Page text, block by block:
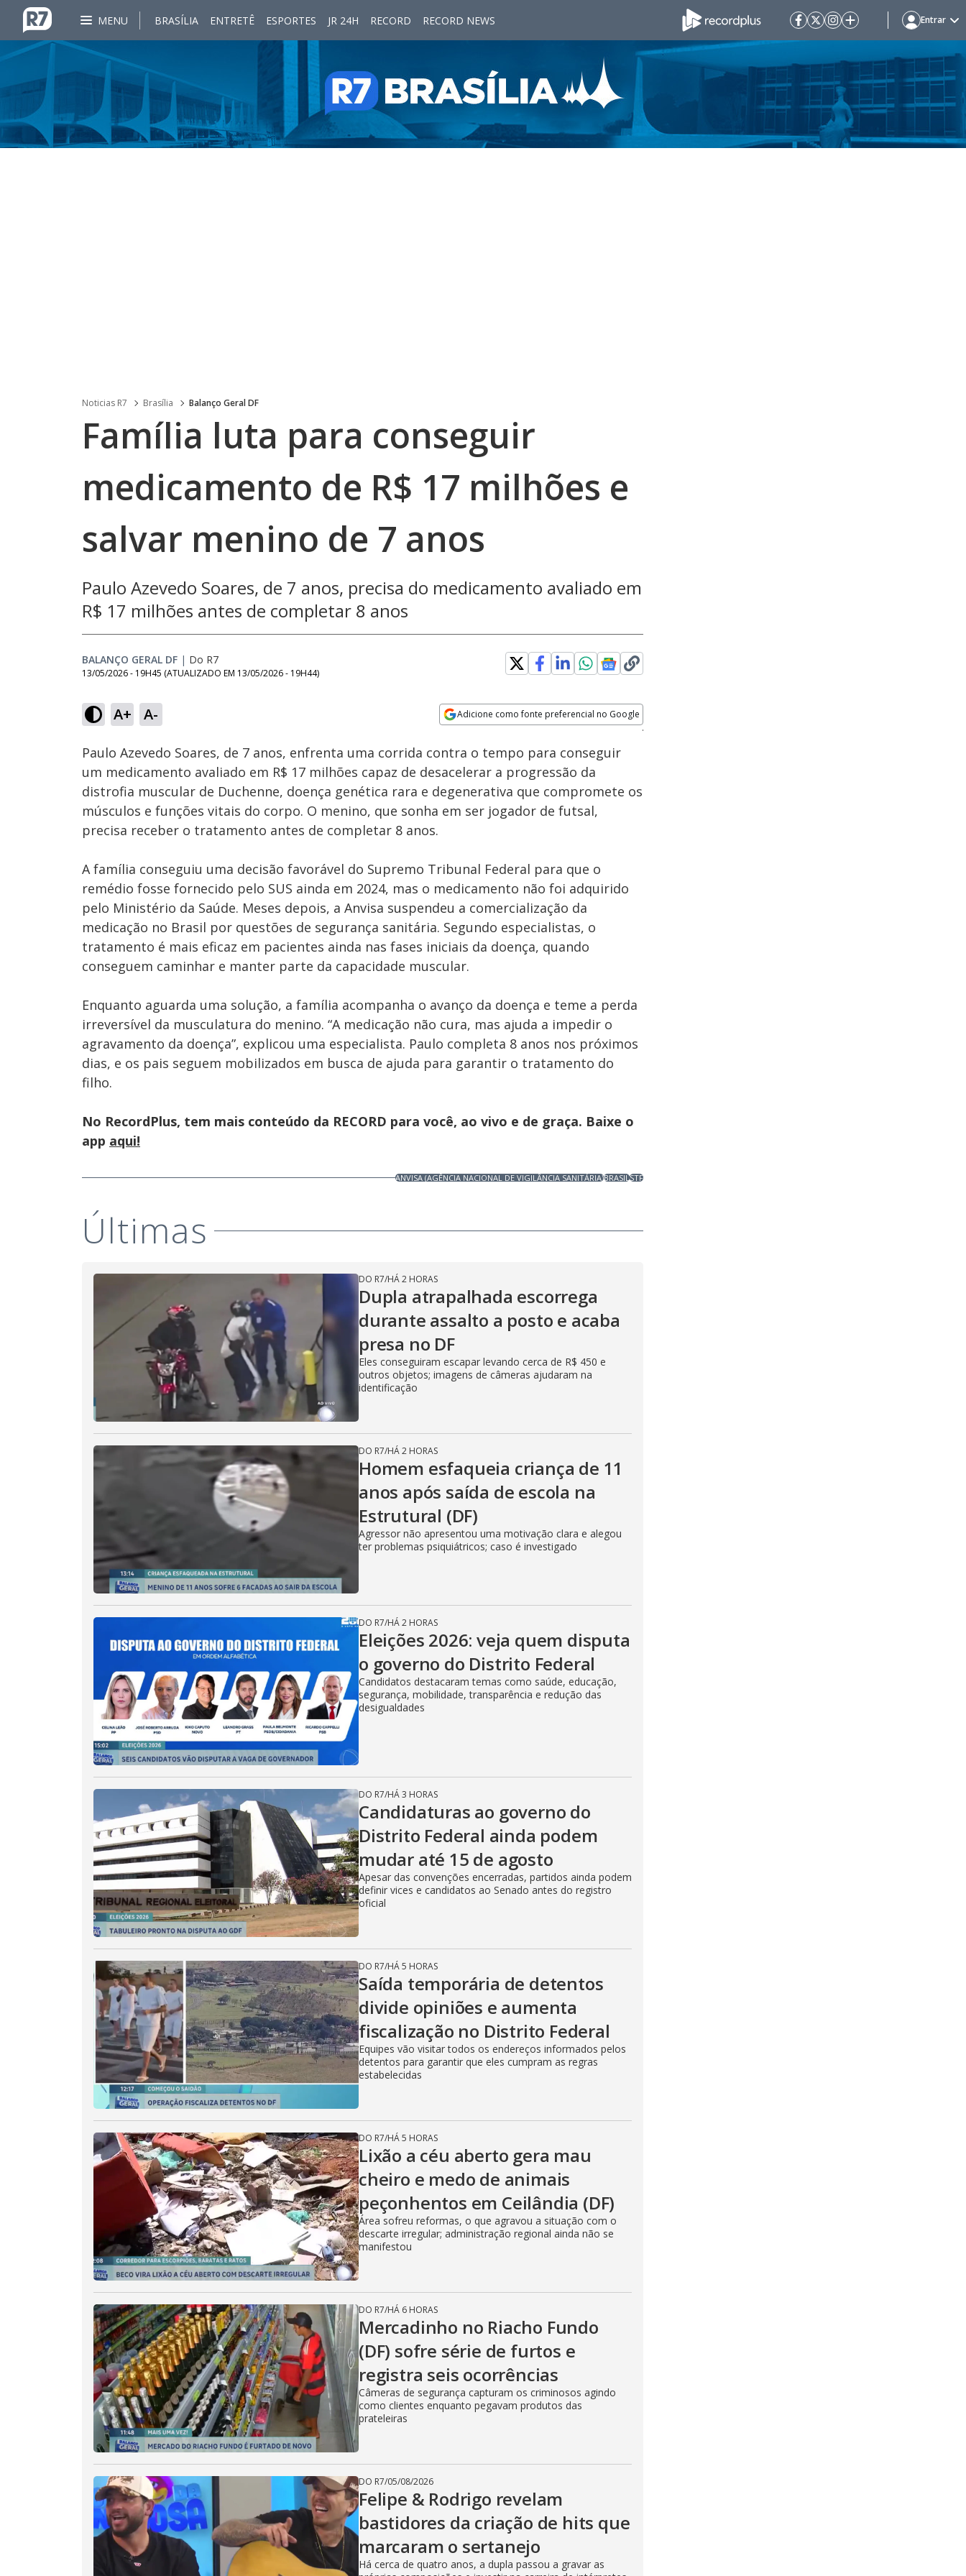
MENU BRASÍLIA ENTRETÊ ESPORTES JR 24H RECORD RECORD NEWS Entrar
Noticias R7 Brasília Balanço Geral DF
Família luta para conseguir
medicamento de R$ 17 milhões e
salvar menino de 7 anos
Paulo Azevedo Soares, de 7 anos, precisa do medicamento avaliado em
R$ 17 milhões antes de completar 8 anos
BALANÇO GERAL DF | Do R7
13/05/2026 - 19H45 (ATUALIZADO EM 13/05/2026 - 19H44)
A+ A- Adicione como fonte preferencial no Google
Ativar
Som
21.69%
Velocidade
Paulo Azevedo Soares, de 7 anos, enfrenta uma corrida contra o tempo para conseguir
um medicamento avaliado em R$ 17 milhões capaz de desacelerar a progressão da
distrofia muscular de Duchenne, doença genética rara e degenerativa que compromete os
músculos e funções vitais do corpo. O menino, que sonha em ser jogador de futsal,
precisa receber o tratamento antes de completar 8 anos.
A família conseguiu uma decisão favorável do Supremo Tribunal Federal para que o
remédio fosse fornecido pelo SUS ainda em 2024, mas o medicamento não foi adquirido
pelo Ministério da Saúde. Meses depois, a Anvisa suspendeu a comercialização da
medicação no Brasil por questões de segurança sanitária. Segundo especialistas, o
tratamento é mais eficaz em pacientes ainda nas fases iniciais da doença, quando
conseguem caminhar e manter parte da capacidade muscular.
Enquanto aguarda uma solução, a família acompanha o avanço da doença e teme a perda
irreversível da musculatura do menino. “A medicação não cura, mas ajuda a impedir o
agravamento da doença”, explicou uma especialista. Paulo completa 8 anos nos próximos
dias, e os pais seguem mobilizados em busca de ajuda para garantir o tratamento do
filho.
No RecordPlus, tem mais conteúdo da RECORD para você, ao vivo e de graça. Baixe o
app aqui!
ANVISA (AGÊNCIA NACIONAL DE VIGILÂNCIA SANITÁRIA)BRASILSTF
Últimas
DO R7/HÁ 2 HORAS
Dupla atrapalhada escorrega
durante assalto a posto e acaba
presa no DF
Eles conseguiram escapar levando cerca de R$ 450 e
outros objetos; imagens de câmeras ajudaram na
identificação
DO R7/HÁ 2 HORAS
Homem esfaqueia criança de 11
anos após saída de escola na
Estrutural (DF)
Agressor não apresentou uma motivação clara e alegou
ter problemas psiquiátricos; caso é investigado
DO R7/HÁ 2 HORAS
Eleições 2026: veja quem disputa
o governo do Distrito Federal
Candidatos destacaram temas como saúde, educação,
segurança, mobilidade, transparência e redução das
desigualdades
DO R7/HÁ 3 HORAS
Candidaturas ao governo do
Distrito Federal ainda podem
mudar até 15 de agosto
Apesar das convenções encerradas, partidos ainda podem
definir vices e candidatos ao Senado antes do registro
oficial
DO R7/HÁ 5 HORAS
Saída temporária de detentos
divide opiniões e aumenta
fiscalização no Distrito Federal
Equipes vão visitar todos os endereços informados pelos
detentos para garantir que eles cumpram as regras
estabelecidas
DO R7/HÁ 5 HORAS
Lixão a céu aberto gera mau
cheiro e medo de animais
peçonhentos em Ceilândia (DF)
Área sofreu reformas, o que agravou a situação com o
descarte irregular; administração regional ainda não se
manifestou
DO R7/HÁ 6 HORAS
Mercadinho no Riacho Fundo
(DF) sofre série de furtos e
registra seis ocorrências
Câmeras de segurança capturam os criminosos agindo
como clientes enquanto pegavam produtos das
prateleiras
DO R7/05/08/2026
Felipe & Rodrigo revelam
bastidores da criação de hits que
marcaram o sertanejo
Há cerca de quatro anos, a dupla passou a gravar as